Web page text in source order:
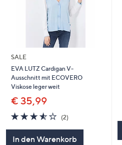
SALE
EVA LUTZ Cardigan V-
Ausschnitt mit ECOVERO
Viskose leger weit
€ 35,99
3.5
von
(2)2
In den Warenkorb